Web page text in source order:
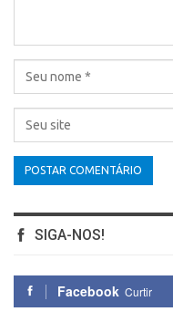
SIGA-NOS!
Facebook Curtir